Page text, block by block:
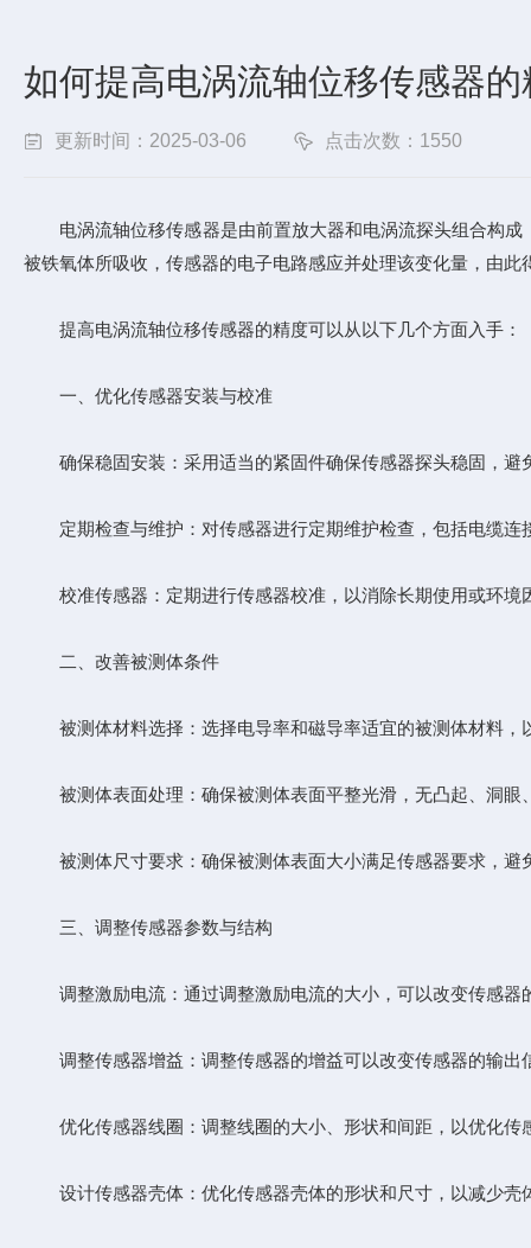
如何提高电涡流轴位移传感器的
更新时间：2025-03-06 点击次数：1550
电涡流轴位移传感器是由前置放大器和电涡流探头组合构成
被铁氧体所吸收，传感器的电子电路感应并处理该变化量，由此
提高电涡流轴位移传感器的精度可以从以下几个方面入手：
一、优化传感器安装与校准
确保稳固安装：采用适当的紧固件确保传感器探头稳固，避
定期检查与维护：对传感器进行定期维护检查，包括电缆连
校准传感器：定期进行传感器校准，以消除长期使用或环境
二、改善被测体条件
被测体材料选择：选择电导率和磁导率适宜的被测体材料，
被测体表面处理：确保被测体表面平整光滑，无凸起、洞眼
被测体尺寸要求：确保被测体表面大小满足传感器要求，避
三、调整传感器参数与结构
调整激励电流：通过调整激励电流的大小，可以改变传感器
调整传感器增益：调整传感器的增益可以改变传感器的输出
优化传感器线圈：调整线圈的大小、形状和间距，以优化传
设计传感器壳体：优化传感器壳体的形状和尺寸，以减少壳